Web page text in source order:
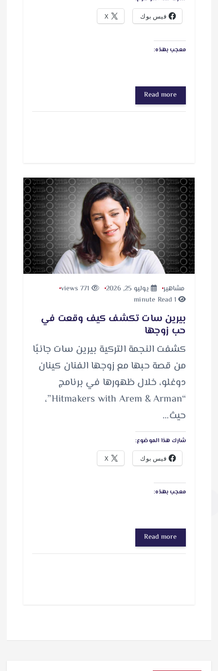
فيس بوك X
معجب بهذه:
Read more
مشاهير يوليو 25, 2026
1 minute Read
بيرين سات تكشف كيف وقعت في
حب زوجها
كشفت النجمة التركية بيرين سات جانبًا
من قصة حبها مع زوجها الفنان كينان
دوغلو، خلال ظهورها في برنامج
“Hitmakers with Arem & Arman”،
حيث…
شارك هذا الموضوع:
فيس بوك X
معجب بهذه:
Read more